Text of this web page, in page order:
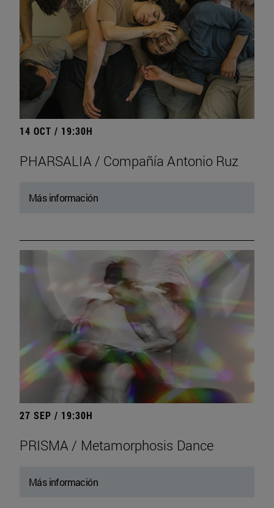
14 OCT / 19:30H
PHARSALIA / Compañía Antonio Ruz
Más información
27 SEP / 19:30H
PRISMA / Metamorphosis Dance
Más información